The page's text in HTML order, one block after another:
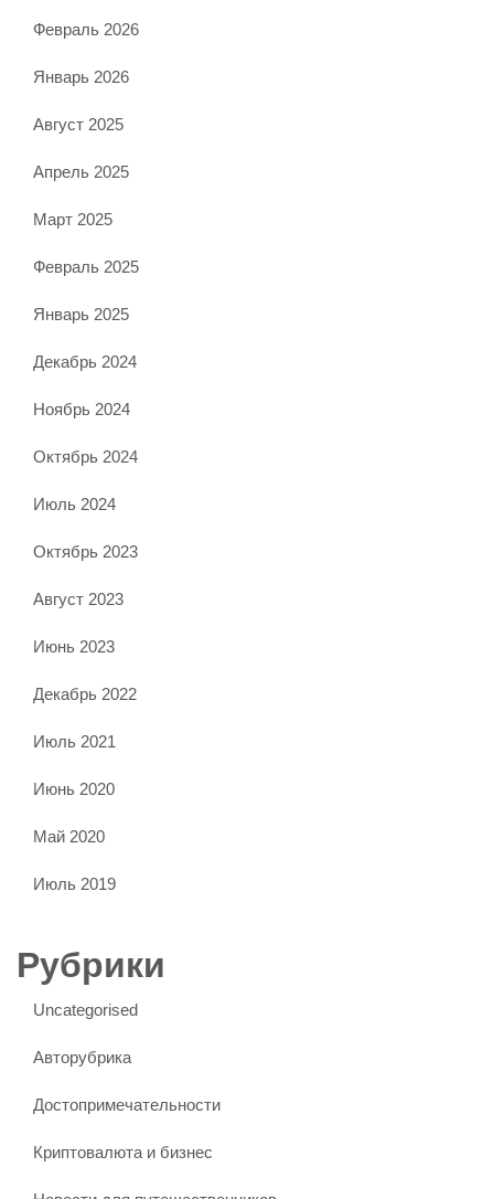
Февраль 2026
Январь 2026
Август 2025
Апрель 2025
Март 2025
Февраль 2025
Январь 2025
Декабрь 2024
Ноябрь 2024
Октябрь 2024
Июль 2024
Октябрь 2023
Август 2023
Июнь 2023
Декабрь 2022
Июль 2021
Июнь 2020
Май 2020
Июль 2019
Рубрики
Uncategorised
Авторубрика
Достопримечательности
Криптовалюта и бизнес